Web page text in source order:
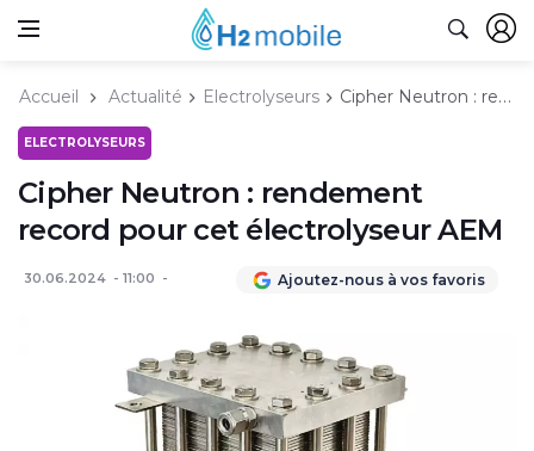
Accueil Actualité Electrolyseurs Cipher Neutron : rendement record pour cet électrolyseur AEM
ELECTROLYSEURS
Cipher Neutron : rendement
record pour cet électrolyseur AEM
30.06.2024 11:00 Ajoutez-nous à vos favoris